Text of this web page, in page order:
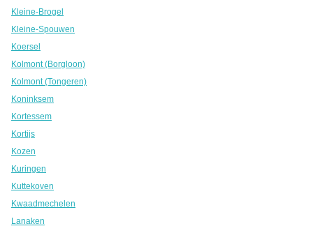
Kleine-Brogel
Kleine-Spouwen
Koersel
Kolmont (Borgloon)
Kolmont (Tongeren)
Koninksem
Kortessem
Kortijs
Kozen
Kuringen
Kuttekoven
Kwaadmechelen
Lanaken